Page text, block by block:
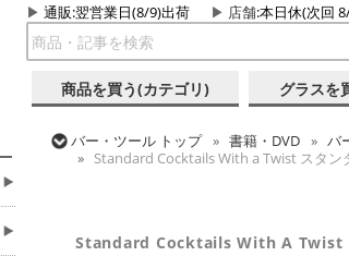
通販:翌営業日(8/9)出荷 店舗:本日休(次回
商品を買う(カテゴリ) グラスを
バー・ツール トップ 書籍・DVD
バ
Standard Cocktails With a Twist スタン
Standard Cocktails With A Twist